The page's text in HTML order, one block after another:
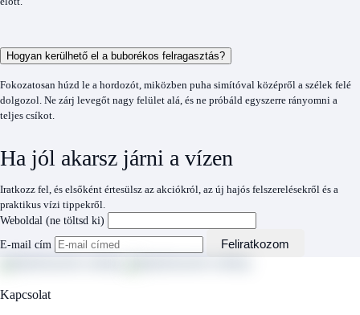
Hogyan kerülhető el a buborékos felragasztás?
Fokozatosan húzd le a hordozót, miközben puha simítóval középről a szélek felé
dolgozol. Ne zárj levegőt nagy felület alá, és ne próbáld egyszerre rányomni a
teljes csíkot.
Ha jól akarsz járni a vízen
Iratkozz fel, és elsőként értesülsz az akciókról, az új hajós felszerelésekről és a
praktikus vízi tippekről.
Weboldal (ne töltsd ki)
E-mail cím Feliratkozom
Kapcsolat